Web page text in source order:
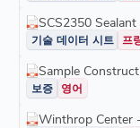
SCS2350
기술 데이터 시트 프
Sample
보증 영어
Winthrop Center